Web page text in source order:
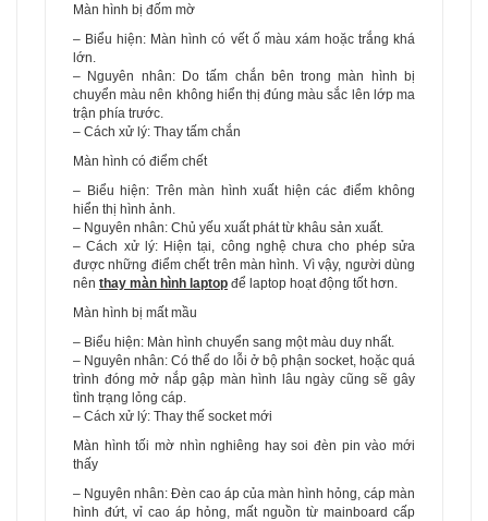
Màn hình bị đốm mờ
– Biểu hiện: Màn hình có vết ố màu xám hoặc trắng khá
lớn.
– Nguyên nhân: Do tấm chắn bên trong màn hình bị
chuyển màu nên không hiển thị đúng màu sắc lên lớp ma
trận phía trước.
– Cách xử lý: Thay tấm chắn
Màn hình có điểm chết
– Biểu hiện: Trên màn hình xuất hiện các điểm không
hiển thị hình ảnh.
– Nguyên nhân: Chủ yếu xuất phát từ khâu sản xuất.
– Cách xử lý: Hiện tại, công nghệ chưa cho phép sửa
được những điểm chết trên màn hình. Vì vậy, người dùng
nên thay màn hình laptop để laptop hoạt động tốt hơn.
Màn hình bị mất mầu
– Biểu hiện: Màn hình chuyển sang một màu duy nhất.
– Nguyên nhân: Có thể do lỗi ở bộ phận socket, hoặc quá
trình đóng mở nắp gập màn hình lâu ngày cũng sẽ gây
tình trạng lỏng cáp.
– Cách xử lý: Thay thế socket mới
Màn hình tối mờ nhìn nghiêng hay soi đèn pin vào mới
thấy
– Nguyên nhân: Đèn cao áp của màn hình hỏng, cáp màn
hình đứt, vỉ cao áp hỏng, mất nguồn từ mainboard cấp